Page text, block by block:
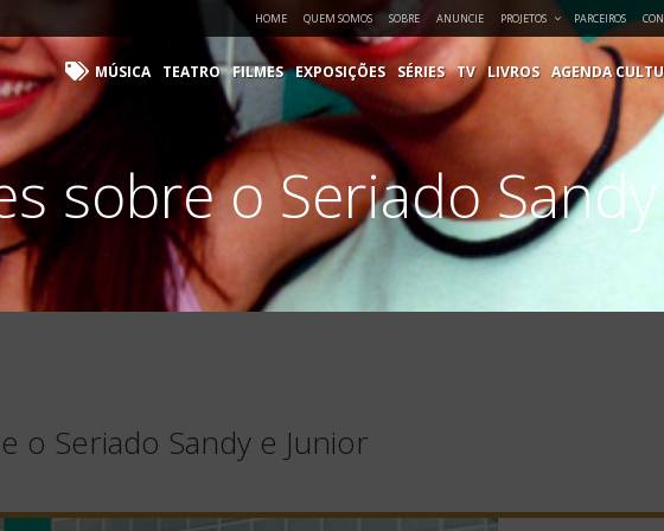
HOME QUEM SOMOS SOBRE ANUNCIE PROJETOS PARCEIROS
MÚSICA TEATRO FILMES EXPOSIÇÕES SÉRIES TV LIVROS AGENDA
sobre o Seriado
o Seriado Sandy e Junior